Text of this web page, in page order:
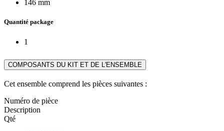
146 mm
Quantité package
1
COMPOSANTS DU KIT ET DE L'ENSEMBLE
Cet ensemble comprend les pièces suivantes :
Numéro de pièce
Description
Qté